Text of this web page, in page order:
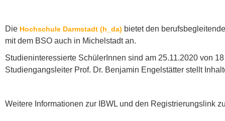
Die Hochschule Darmstadt (h_da) bietet den
mit dem BSO auch in Michelstadt an.
Studieninteressierte SchülerInnen sind am 25.11.2020 von
Studiengangsleiter Prof. Dr. Benjamin Engelstätter stellt
Weitere Informationen zur IBWL und den Registrierungslink